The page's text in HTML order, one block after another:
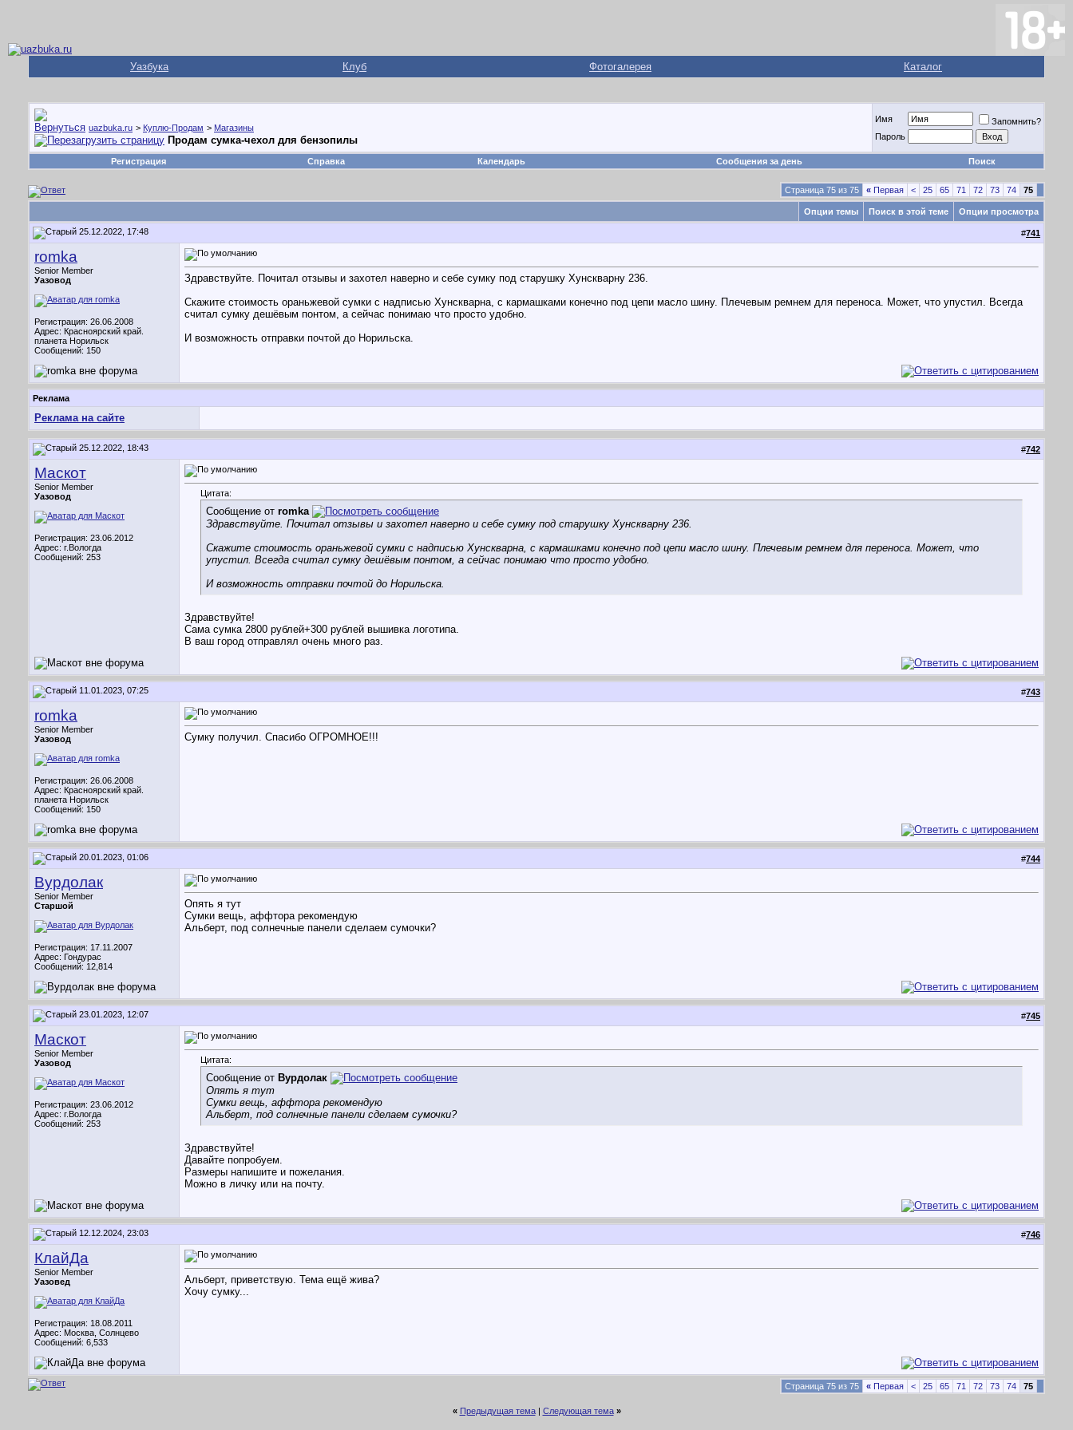
Уазбука Клуб Фотогалерея Каталог
uazbuka.ru > Куплю-Продам > Магазины
Продам сумка-чехол для бензопилы
Имя
Запомнить?
Пароль
Регистрация Справка Календарь Сообщения за день Поиск
Страница 75 из 75 « Первая < 25 65 71 72 73 74 75
Опции темы Поиск в этой теме Опции просмотра
25.12.2022, 17:48 #741
romka
Senior Member
Уазовод
Регистрация: 26.06.2008
Адрес: Красноярский край.
планета Норильск
Сообщений: 150
Здравствуйте. Почитал отзывы и захотел наверно и себе сумку под старушку Хунскварну 236.
Скажите стоимость ораньжевой сумки с надписью Хунскварна, с кармашками конечно под цепи масло шину. Плечевым ремнем для переноса. Может, что упустил. Всегда
считал сумку дешёвым понтом, а сейчас понимаю что просто удобно.
И возможность отправки почтой до Норильска.
Реклама
Реклама на сайте
25.12.2022, 18:43 #742
Маскот
Senior Member
Уазовод
Регистрация: 23.06.2012
Адрес: г.Вологда
Сообщений: 253
Цитата:
Сообщение от romka
Здравствуйте. Почитал отзывы и захотел наверно и себе сумку под старушку Хунскварну 236.
Скажите стоимость ораньжевой сумки с надписью Хунскварна, с кармашками конечно под цепи масло шину. Плечевым ремнем для переноса. Может, что
упустил. Всегда считал сумку дешёвым понтом, а сейчас понимаю что просто удобно.
И возможность отправки почтой до Норильска.
Здравствуйте!
Сама сумка 2800 рублей+300 рублей вышивка логотипа.
В ваш город отправлял очень много раз.
11.01.2023, 07:25 #743
romka
Senior Member
Уазовод
Регистрация: 26.06.2008
Адрес: Красноярский край.
планета Норильск
Сообщений: 150
Сумку получил. Спасибо ОГРОМНОЕ!!!
20.01.2023, 01:06 #744
Вурдолак
Senior Member
Старшой
Регистрация: 17.11.2007
Адрес: Гондурас
Сообщений: 12,814
Опять я тут
Сумки вещь, аффтора рекомендую
Альберт, под солнечные панели сделаем сумочки?
23.01.2023, 12:07 #745
Маскот
Senior Member
Уазовод
Регистрация: 23.06.2012
Адрес: г.Вологда
Сообщений: 253
Цитата:
Сообщение от Вурдолак
Опять я тут
Сумки вещь, аффтора рекомендую
Альберт, под солнечные панели сделаем сумочки?
Здравствуйте!
Давайте попробуем.
Размеры напишите и пожелания.
Можно в личку или на почту.
12.12.2024, 23:03 #746
КлайДа
Senior Member
Уазовед
Регистрация: 18.08.2011
Адрес: Москва, Солнцево
Сообщений: 6,533
Альберт, приветствую. Тема ещё жива?
Хочу сумку...
Страница 75 из 75 « Первая < 25 65 71 72 73 74 75
« Предыдущая тема| Следующая тема »